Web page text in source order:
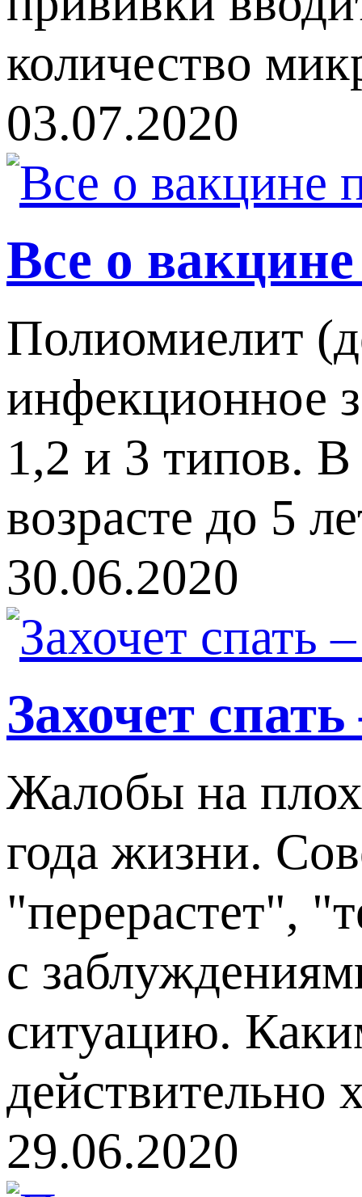
количество
03.07.2020
Все о
Полиомиелит
инфекционное
1,2 и 3 типов. В
возрасте до 5
30.06.2020
Захочет
Жалобы на
года жизни.
"перерастет",
с
ситуацию.
действительно
29.06.2020